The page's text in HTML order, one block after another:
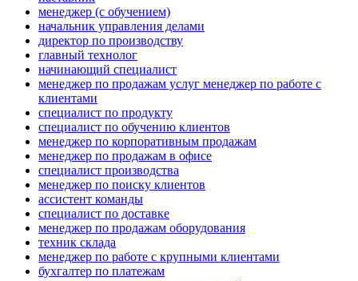
менеджер (с обучением)
начальник управления делами
директор по производству
главный технолог
начинающий специалист
менеджер по продажам услуг менеджер по работе с
клиентами
специалист по продукту
специалист по обучению клиентов
менеджер по корпоративным продажам
менеджер по продажам в офисе
специалист производства
менеджер по поиску клиентов
ассистент команды
специалист по доставке
менеджер по продажам оборудования
техник склада
менеджер по работе с крупными клиентами
бухгалтер по платежам